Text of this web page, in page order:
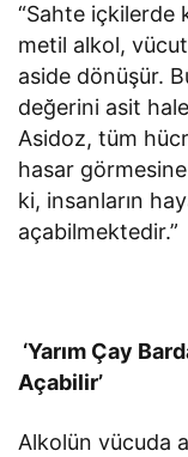
“Sahte içkilerde
metil alkol,
aside dönüşür.
değerini asit
Asidoz, tüm
hasar
ki, insanların
açabilmektedir.”
‘Yarım Çay
Açabilir’
Alkolün vücuda